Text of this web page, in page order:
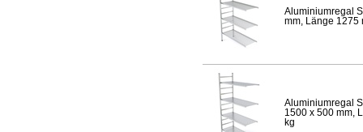
Aluminiumregal
mm, Länge 1275
Aluminiumregal
1500 x 500 mm,
kg